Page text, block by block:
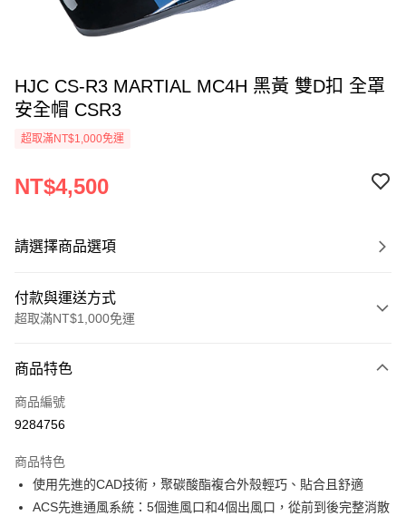
HJC CS-R3 MARTIAL MC4H 黑黃 雙D扣 全罩
安全帽 CSR3
超取滿NT$1,000免運
NT$4,500
請選擇商品選項
付款與運送方式
超取滿NT$1,000免運
信用卡一次付款
超商取貨付款
ATM付款
商品特色
商品編號
9284756
商品特色
使用先進的CAD技術，聚碳酸酯複合外殼輕巧、貼合且舒適
ACS先進通風系統：5個進風口和4個出風口，從前到後完整消散